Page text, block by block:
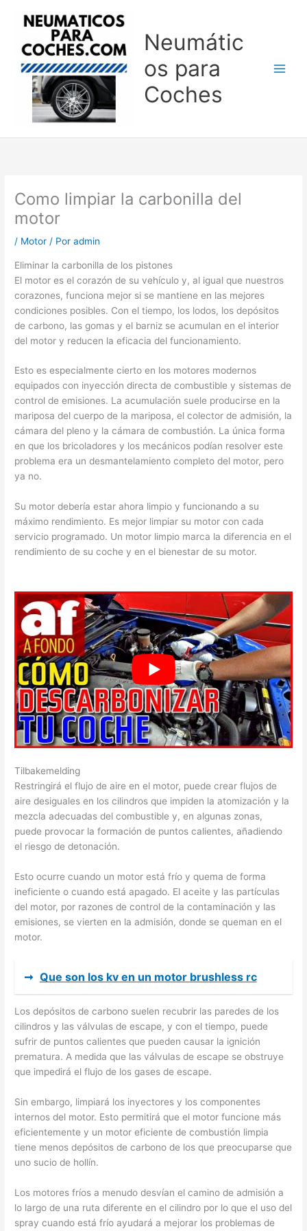
Neumátic
os para
Coches
Como limpiar la carbonilla del
motor
/ Motor / Poradmin
Eliminar la carbonilla de los pistones
El motor es el corazón de su vehículo y, al igual que nuestros
corazones, funciona mejor si se mantiene en las mejores
condiciones posibles. Con el tiempo, los lodos, los depósitos
de carbono, las gomas y el barniz se acumulan en el interior
del motor y reducen la eficacia del funcionamiento.
Esto es especialmente cierto en los motores modernos
equipados con inyección directa de combustible y sistemas de
control de emisiones. La acumulación suele producirse en la
mariposa del cuerpo de la mariposa, el colector de admisión, la
cámara del pleno y la cámara de combustión. La única forma
en que los bricoladores y los mecánicos podían resolver este
problema era un desmantelamiento completo del motor, pero
ya no.
Su motor debería estar ahora limpio y funcionando a su
máximo rendimiento. Es mejor limpiar su motor con cada
servicio programado. Un motor limpio marca la diferencia en el
rendimiento de su coche y en el bienestar de su motor.
Tilbakemelding
Restringirá el flujo de aire en el motor, puede crear flujos de
aire desiguales en los cilindros que impiden la atomización y la
mezcla adecuadas del combustible y, en algunas zonas,
puede provocar la formación de puntos calientes, añadiendo
el riesgo de detonación.
Esto ocurre cuando un motor está frío y quema de forma
ineficiente o cuando está apagado. El aceite y las partículas
del motor, por razones de control de la contaminación y las
emisiones, se vierten en la admisión, donde se queman en el
motor.
➞ Que son los kv en un motor brushless rc
Los depósitos de carbono suelen recubrir las paredes de los
cilindros y las válvulas de escape, y con el tiempo, puede
sufrir de puntos calientes que pueden causar la ignición
prematura. A medida que las válvulas de escape se obstruye
que impedirá el flujo de los gases de escape.
Sin embargo, limpiará los inyectores y los componentes
internos del motor. Esto permitirá que el motor funcione más
eficientemente y un motor eficiente de combustión limpia
tiene menos depósitos de carbono de los que preocuparse que
uno sucio de hollín.
Los motores fríos a menudo desvían el camino de admisión a
lo largo de una ruta diferente en el cilindro por lo que el uso del
spray cuando está frío ayudará a mejorar los problemas de